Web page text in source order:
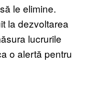
le elimine.
la dezvoltarea
lucrurile
o alertă pentru